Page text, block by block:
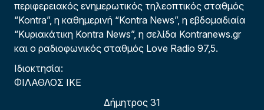
περιφερειακός ενημερωτικός τηλεοπτικός σταθμός
“Kontra”, η καθημερινή “Kontra News”, η εβδομαδιαία
“Κυριακάτικη Kontra News”, η σελίδα Kontranews.gr
και ο ραδιοφωνικός σταθμός Love Radio 97,5.
Ιδιοκτησία:
ΦΙΛΑΘΛΟΣ ΙΚΕ
Δήμητρος 31